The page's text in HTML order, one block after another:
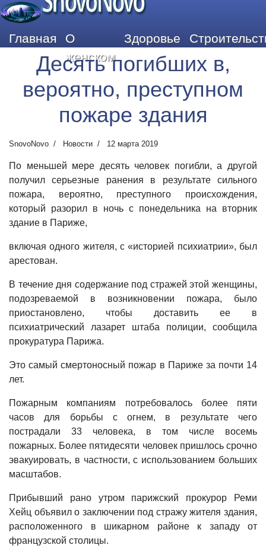
Главная
О
женском
Здоровье
Десять погибших в,
вероятно, преступном
пожаре здания
SnovoNovo Новости 12 марта 2019
По меньшей мере десять человек погибли, а другой
получил серьезные ранения в результате сильного
пожара, вероятно, преступного происхождения,
который разорил в ночь с понедельника на вторник
здание в Париже,
включая одного жителя, с «историей психиатрии», был
арестован.
В течение дня содержание под стражей этой женщины,
подозреваемой в возникновении пожара, было
приостановлено, чтобы доставить ее в
психиатрический лазарет штаба полиции, сообщила
прокуратура Парижа.
Это самый смертоносный пожар в Париже за почти 14
лет.
Пожарным компаниям потребовалось более пяти
часов для борьбы с огнем, в результате чего
пострадали 33 человека, в том числе восемь
пожарных. Более пятидесяти человек пришлось срочно
эвакуировать, в частности, с использованием больших
масштабов.
Прибывший рано утром парижский прокурор Реми
Хейц объявил о заключении под стражу жителя здания,
расположенного в шикарном районе к западу от
французской столицы.